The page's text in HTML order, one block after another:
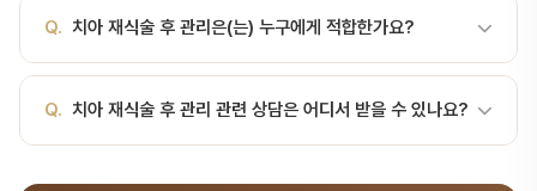
시술 종류에 따라 주의사항이 다르므로, 담당 의사의 안내를 따라주세
요.
Q. 치아 재식술 후 관리은(는) 누구에게 적합한가요?
에 따라 다릅니다. 서울비디치과에서는 CT, X-ray 등 정밀 검사를
통해 최적의 치료 방법을 제안합니다.
Q. 치아 재식술 후 관리 관련 상담은 어디서 받을 수 있나요?